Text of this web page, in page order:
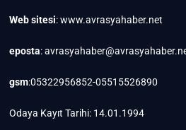
Web sitesi: www.avrasyahaber.net
eposta:
gsm:05322956852-05515526890
Odaya Kayıt Tarihi: 14.01.1994